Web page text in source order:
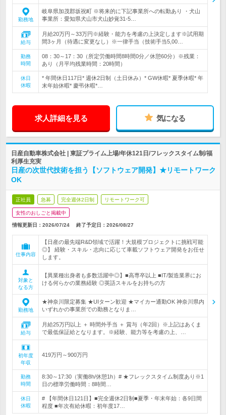
勤務地
岐阜県加茂郡坂祝町 ※将来的に下記事業所への転勤あり ・犬山
事業所：愛知県犬山市犬山妙覚31-5…
給与
月給20万円～33万円※経験・能力を考慮の上決定します※試用期
間3ヶ月（待遇に変更なし）※一律手当（技術手当5,00…
勤務
時間
08：30～17：30（所定労働時間8時間0分／休憩60分）※残業：
あり（月平均残業時間：20時間）
休日
休暇
* 年間休日117日* 週休2日制（土日休み）* GW休暇* 夏季休暇* 年
末年始休暇* 慶弔休暇*…
求人詳細を見る 気になる
日産自動車株式会社 | 東証プライム上場/年休121日/フレックスタイム制/福
利厚生充実
日産の次世代技術を担う【ソフトウェア開発】★リモートワーク
OK
正社員 急募 完全週休2日制 リモートワーク可
女性のおしごと掲載中
情報更新日：2026/07/24 終了予定日： 2026/08/27
仕事内容
【日産の最先端R&D領域で活躍！大規模プロジェクトに挑戦可能
◎】 経験・スキル・志向に応じて車載ソフトウェア開発をお任せ
します。
対象と
なる方
【異業種出身者も多数活躍中◎】■高専卒以上 ■IT/製造業界にお
ける何らかの業務経験 ◎英語スキルをお持ちの方
勤務地
★神奈川限定募集 ★UIターン歓迎 ★マイカー通勤OK 神奈川県内
いずれかの事業所での勤務となりま…
給与
月給25万円以上 ＋ 時間外手当 ＋ 賞与（年2回）※上記はあくま
で最低保証給となります。※経験、能力等を考慮の上、…
初年度
年収
419万円～900万円
勤務
時間
8:30～17:30（実働8h/休憩1h）# ★フレックスタイム制度あり※1
日の標準労働時間：8時間…
休日
休暇
# 【年間休日121日】■完全週休2日制■夏季・年末年始：各9日間
程度 ■年次有給休暇：初年度17…